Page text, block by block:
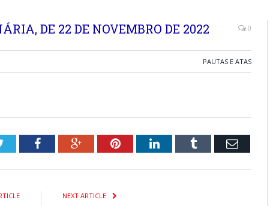
DE 22 DE NOVEMBRO DE 2022 0
PAUTAS E ATAS
TwitterFacebookGoogle+PinterestLinkedInTumblr Email
NEXT ARTICLE